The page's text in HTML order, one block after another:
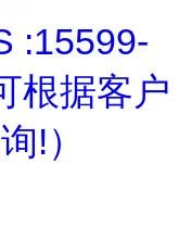
:15599-
根据客户
!）